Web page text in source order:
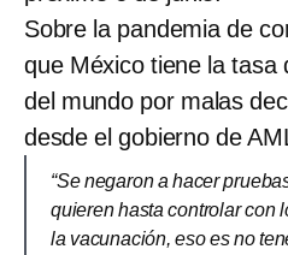
Sobre la pandemia de
que México tiene la tasa
del mundo por malas
desde el gobierno de
“Se negaron a hacer
quieren hasta controlar con
la vacunación, eso es no